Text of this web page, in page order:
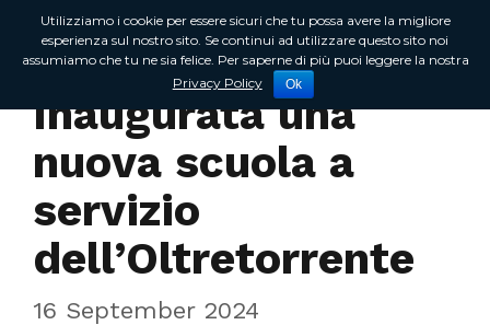
Incontri sul territorio
Inaugurata una
nuova scuola a
servizio
dell’Oltretorrente
16 September 2024
Utilizziamo i cookie per essere sicuri che tu possa avere la migliore
esperienza sul nostro sito. Se continui ad utilizzare questo sito noi
assumiamo che tu ne sia felice. Per saperne di più puoi leggere la nostra
Privacy Policy
Ok